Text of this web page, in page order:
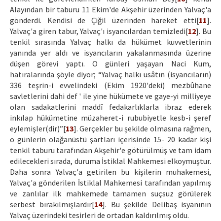
Alayından bir taburu 11 Ekim'de Akşehir üzerinden Yalvaç'a
gönderdi. Kendisi de Çiğil üzerinden hareket etti[11].
Yalvaç'a giren tabur, Yalvaç'ı isyancılardan temizledi[12]. Bu
tenkil sırasında Yalvaç halkı da hükümet kuvvetlerinin
yanında yer aldı ve isyancıların yakalanmasında üzerine
düşen görevi yaptı. O günleri yaşayan Naci Kum,
hatıralarında şöyle diyor; “Yalvaç halkı usâtın (isyancıların)
336 teşrin-i evvelindeki (Ekim 1920'deki) mezbûhane
savletlerini dahi def ' ile yine hükümete ve gaye-yi milliyeye
olan sadakatlerini maddî fedakarlıklarla ibraz ederek
inkılap hükümetine müzaheret-i rububiyetle kesb-i şeref
eylemişler(dir)”[13]. Gerçekler bu şekilde olmasına rağmen,
o günlerin olağanüstü şartları içerisinde 15- 20 kadar kişi
tenkil taburu tarafından Akşehir'e götürülmüş ve tam idam
edilecekleri sırada, duruma İstiklal Mahkemesi elkoymuştur.
Daha sonra Yalvaç'a getirilen bu kişilerin muhakemesi,
Yalvaç'a gönderilen İstiklal Mahkemesi tarafından yapılmış
ve zanlılar ilk mahkemede tamamen suçsuz görülerek
serbest bırakılmışlardır[14]. Bu şekilde Delibaş isyanının
Yalvaç üzerindeki tesirleri de ortadan kaldırılmış oldu.